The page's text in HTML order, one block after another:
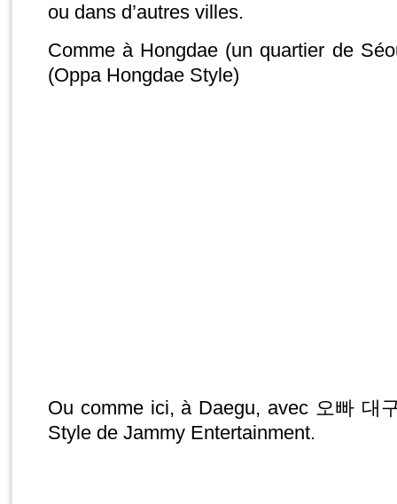
ou dans d’autres villes.
Comme à Hongdae (un quartier de
(Oppa Hongdae Style)
Ou comme ici, à Daegu, avec 오빠 대
Style de Jammy Entertainment.